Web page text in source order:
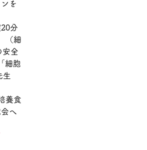
を
分
（細
安全
細胞
生
養食
へ